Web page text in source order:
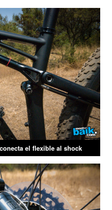
el flexible al shock